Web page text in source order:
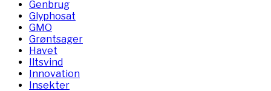
Genbrug
Glyphosat
GMO
Grøntsager
Havet
Iltsvind
Innovation
Insekter